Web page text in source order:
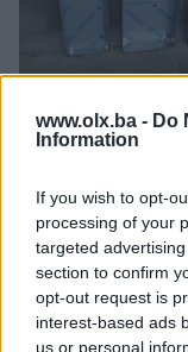
www.olx.ba - Do
Information
If you wish to opt-
processing of your
targeted
section to confirm
opt-out request is
interest-based ads
us or personal
ugostiteljstvo
Novo
prije dan